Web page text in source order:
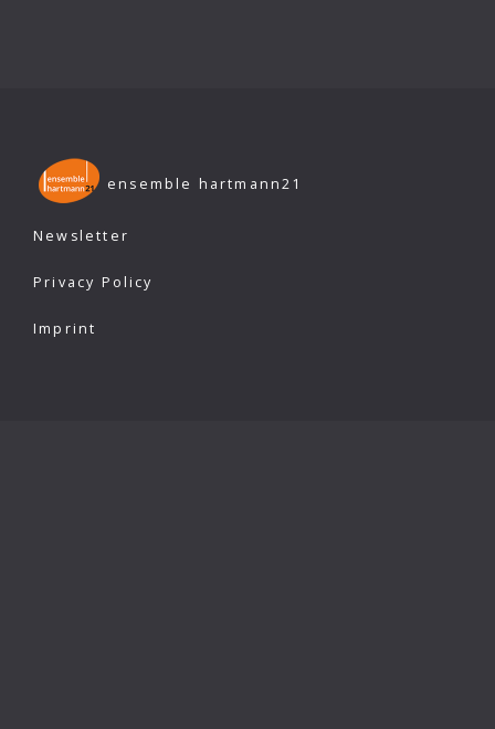
ensemble hartmann21
Newsletter
Privacy Policy
Imprint